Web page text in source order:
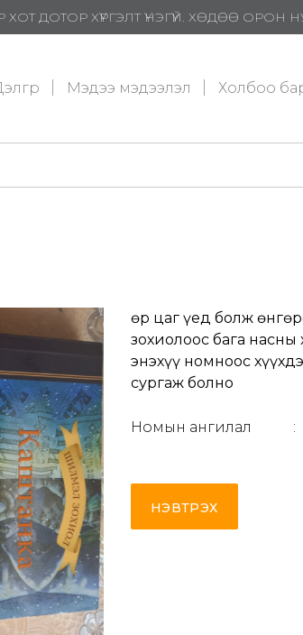
ХОТ ДОТОР ХҮРГЭЛТ ҮНЭГҮЙ. ХӨДӨӨ ОРОН
Мэдээ мэдээлэл Холбоо
Өөр цаг үед болж
зохиолоос бага
энэхүү номноос
сургаж болно
Номын ангилал :
НЭВТРЭХ